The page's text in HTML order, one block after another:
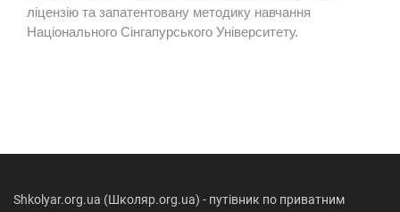
ліцензію та запатентовану методику навчання
Національного Сінгапурського Університету.
Shkolyar.org.ua (Школяр.org.ua) - путівник по приватним